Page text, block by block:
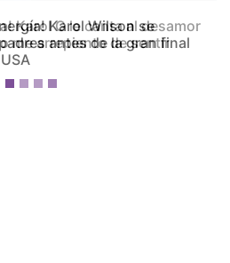
Karol G le canta al desamor
me arrepiento de sentir